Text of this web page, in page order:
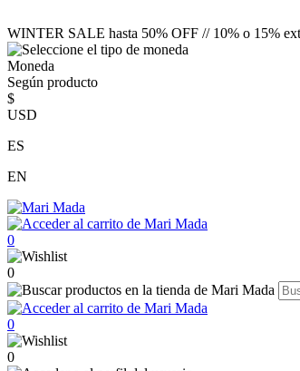
WINTER SALE hasta 50% OFF // 10% o 15%
Moneda
Según producto
$
USD
ES
EN
0
0
0
0